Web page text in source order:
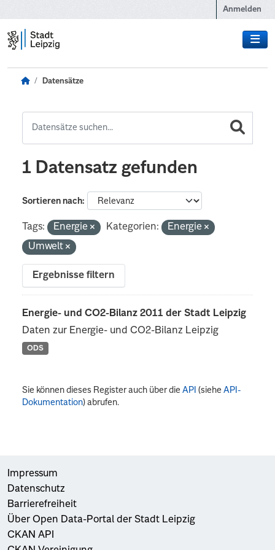
Anmelden
Datensätze
1 Datensatz gefunden
Sortieren nach
Tags: Energie Kategorien:
Energie
Umwelt
Ergebnisse filtern
Energie- und CO2-Bilanz 2011 der Stadt Leipzig
Daten zur Energie- und CO2-Bilanz Leipzig
ODS
Sie können dieses Register auch über dieAPI (sieheAPI-
Dokumentation) abrufen.
Impressum
Datenschutz
Barrierefreiheit
Über Open Data-Portal der Stadt Leipzig
CKAN API